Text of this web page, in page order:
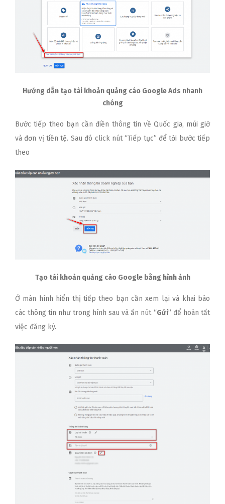
Hướng dẫn tạo tài khoản quảng cáo Google Ads nhanh
chóng
Bước tiếp theo bạn cần điền thông tin về Quốc gia, múi giờ
và đơn vị tiền tệ. Sau đó click nút “Tiếp tục” để tới bước tiếp
theo
Tạo tài khoản quảng cáo Google bằng hình ảnh
Ở màn hình hiển thị tiếp theo bạn cần xem lại và khai báo
các thông tin như trong hình sau và ấn nút “Gửi” để hoàn tất
việc đăng ký.